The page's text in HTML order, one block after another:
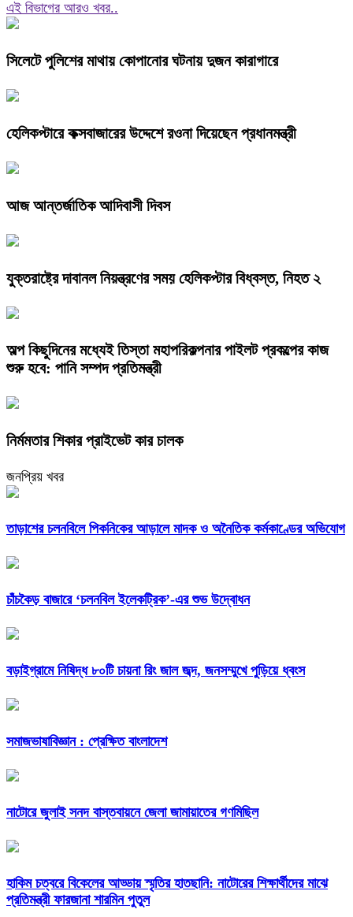
এই বিভাগের আরও খবর..
সিলেটে পুলিশের মাথায় কোপানোর ঘটনায় দুজন কারাগারে
হেলিকপ্টারে কক্সবাজারের উদ্দেশে রওনা দিয়েছেন প্রধানমন্ত্রী
আজ আন্তর্জাতিক আদিবাসী দিবস
যুক্তরাষ্ট্রে দাবানল নিয়ন্ত্রণের সময় হেলিকপ্টার বিধ্বস্ত, নিহত ২
অল্প কিছুদিনের মধ্যেই তিস্তা মহাপরিকল্পনার পাইলট প্রকল্পের কাজ
শুরু হবে: পানি সম্পদ প্রতিমন্ত্রী
নির্মমতার শিকার প্রাইভেট কার চালক
জনপ্রিয় খবর
তাড়াশের চলনবিলে পিকনিকের আড়ালে মাদক ও অনৈতিক কর্মকাণ্ডের অভিযোগ
চাঁচকৈড় বাজারে ‘চলনবিল ইলেকট্রিক’-এর শুভ উদ্বোধন
বড়াইগ্রামে নিষিদ্ধ ৮০টি চায়না রিং জাল জব্দ, জনসম্মুখে পুড়িয়ে ধ্বংস
সমাজভাষাবিজ্ঞান : প্রেক্ষিত বাংলাদেশ
নাটোরে জুলাই সনদ বাস্তবায়নে জেলা জামায়াতের গণমিছিল
হাকিম চত্বরে বিকেলের আড্ডায় স্মৃতির হাতছানি: নাটোরের শিক্ষার্থীদের মাঝে
প্রতিমন্ত্রী ফারজানা শারমিন পুতুল